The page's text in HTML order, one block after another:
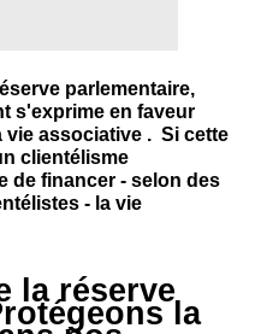
parlementaire,
s'exprime en faveur
associative . Si cette
clientélisme
de financer - selon des
- la vie
la réserve
la